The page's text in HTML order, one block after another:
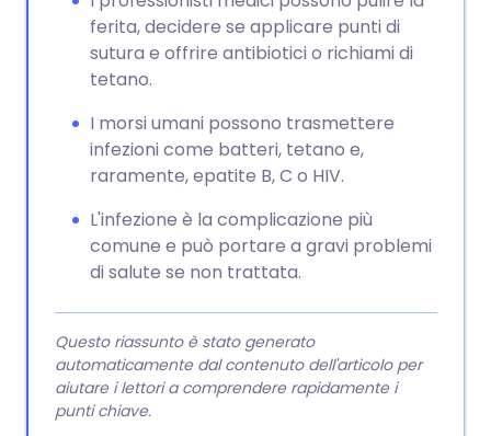
ferita, decidere se applicare punti di
sutura e offrire antibiotici o richiami di
tetano.
I morsi umani possono trasmettere
infezioni come batteri, tetano e,
raramente, epatite B, C o HIV.
L'infezione è la complicazione più
comune e può portare a gravi problemi
di salute se non trattata.
Questo riassunto è stato generato
automaticamente dal contenuto dell'articolo per
aiutare i lettori a comprendere rapidamente i
punti chiave.